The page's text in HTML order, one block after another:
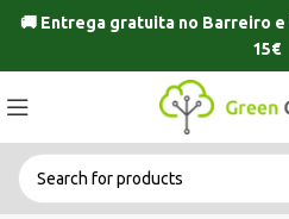
🚚 Entrega gratuita no Barreiro e
15€